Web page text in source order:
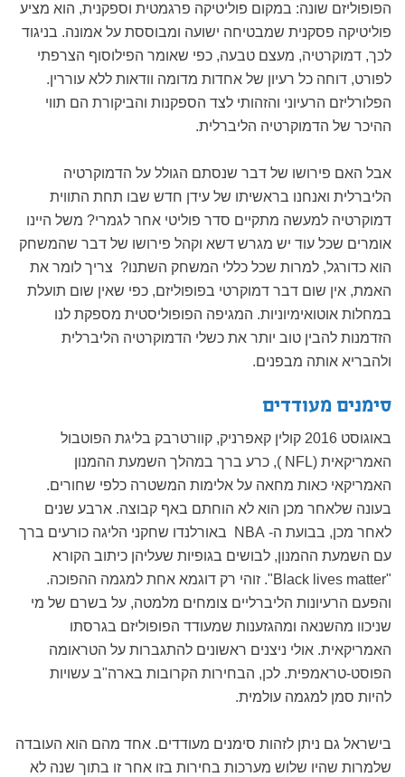
הפופוליזם שונה: במקום פוליטיקה פרגמטית וספקנית, הוא מציע
פוליטיקה פסקנית שמבטיחה ישועה ומבוססת על אמונה. בניגוד
לכך, דמוקרטיה, מעצם טבעה, כפי שאומר הפילוסוף הצרפתי
לפורט, דוחה כל רעיון של אחדות מדומה וודאות ללא עוררין.
הפלורליזם הרעיוני והזהותי לצד הספקנות והביקורת הם תווי
ההיכר של הדמוקרטיה הליברלית.
אבל האם פירושו של דבר שנסתם הגולל על הדמוקרטיה
הליברלית ואנחנו בראשיתו של עידן חדש שבו תחת התווית
דמוקרטיה למעשה מתקיים סדר פוליטי אחר לגמרי? משל היינו
אומרים שכל עוד יש מגרש דשא וקהל פירושו של דבר שהמשחק
הוא כדורגל, למרות שכל כללי המשחק השתנו? צריך לומר את
האמת, אין שום דבר דמוקרטי בפופוליזם, כפי שאין שום תועלת
במחלות אוטואימיוניות. המגיפה הפופוליסטית מספקת לנו
הזדמנות להבין טוב יותר את כשלי הדמוקרטיה הליברלית
ולהבריא אותה מבפנים.
סימנים מעודדים
באוגוסט 2016 קולין קאפרניק, קוורטרבק בליגת הפוטבול
האמריקאית (NFL ), כרע ברך במהלך השמעת ההמנון
האמריקאי כאות מחאה על אלימות המשטרה כלפי שחורים.
בעונה שלאחר מכן הוא לא הוחתם באף קבוצה. ארבע שנים
לאחר מכן, בבועת ה- NBA באורלנדו שחקני הליגה כורעים ברך
עם השמעת ההמנון, לבושים בגופיות שעליהן כיתוב הקורא
"Black lives matter". זוהי רק דוגמא אחת למגמה ההפוכה.
והפעם הרעיונות הליברליים צומחים מלמטה, על בשרם של מי
שניכוו מהשנאה ומהגזענות שמעודד הפופוליזם בגרסתו
האמריקאית. אולי ניצנים ראשונים להתגברות על הטראומה
הפוסט-טראמפית. לכן, הבחירות הקרובות בארה"ב עשויות
להיות סמן למגמה עולמית.
בישראל גם ניתן לזהות סימנים מעודדים. אחד מהם הוא העובדה
שלמרות שהיו שלוש מערכות בחירות בזו אחר זו בתוך שנה לא